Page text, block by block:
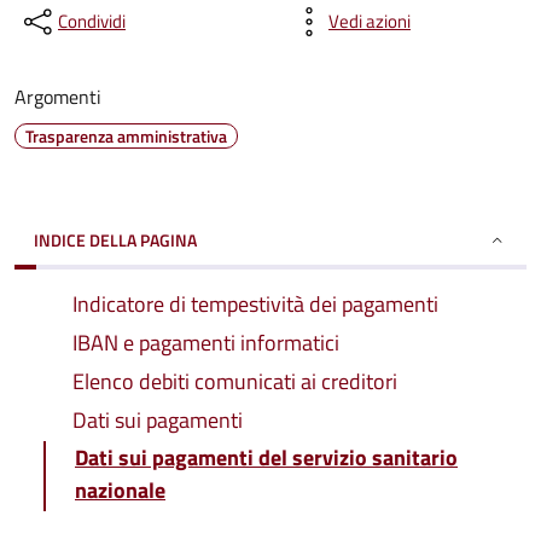
Condividi Vedi azioni
Argomenti
Trasparenza amministrativa
INDICE DELLA PAGINA
Indicatore di tempestività dei pagamenti
IBAN e pagamenti informatici
Elenco debiti comunicati ai creditori
Dati sui pagamenti
Dati sui pagamenti del servizio sanitario
nazionale